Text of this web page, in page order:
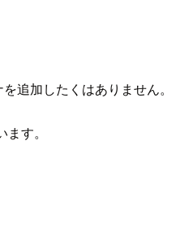
追加したくはありません。
す。